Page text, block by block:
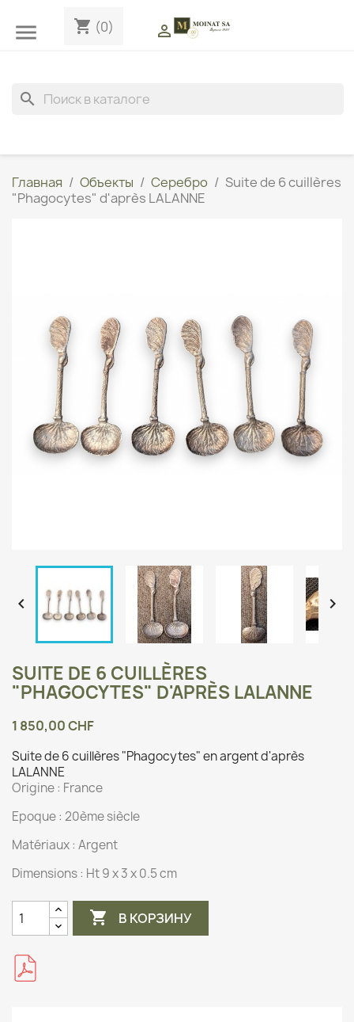
 shopping_cart (0) 
search
Главная Объекты Серебро
Suite de 6 cuillères
"Phagocytes" d'après LALANNE
 
SUITE DE 6 CUILLÈRES
"PHAGOCYTES" D'APRÈS LALANNE
1 850,00 CHF
Suite de 6 cuillères "Phagocytes" en argent d'après
LALANNE
Origine : France
Epoque : 20ème siècle
Matériaux : Argent
Dimensions : Ht 9 x 3 x 0.5 cm
 В КОРЗИНУ